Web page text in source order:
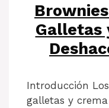
Galletas
Introducción
galletas y